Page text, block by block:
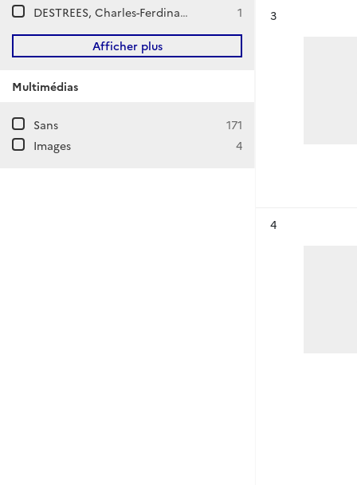
DESTREES, Charles-Ferdinand
1
Afficher plus
Multimédias
Sans
171
Images
4
3
4